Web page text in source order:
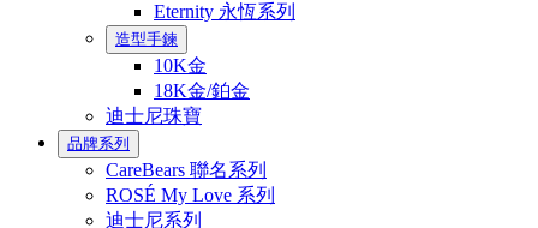
Eternity 永恆系列
造型手鍊
10K金
18K金/鉑金
迪士尼珠寶
品牌系列
CareBears 聯名系列
ROSÉ My Love 系列
迪士尼系列